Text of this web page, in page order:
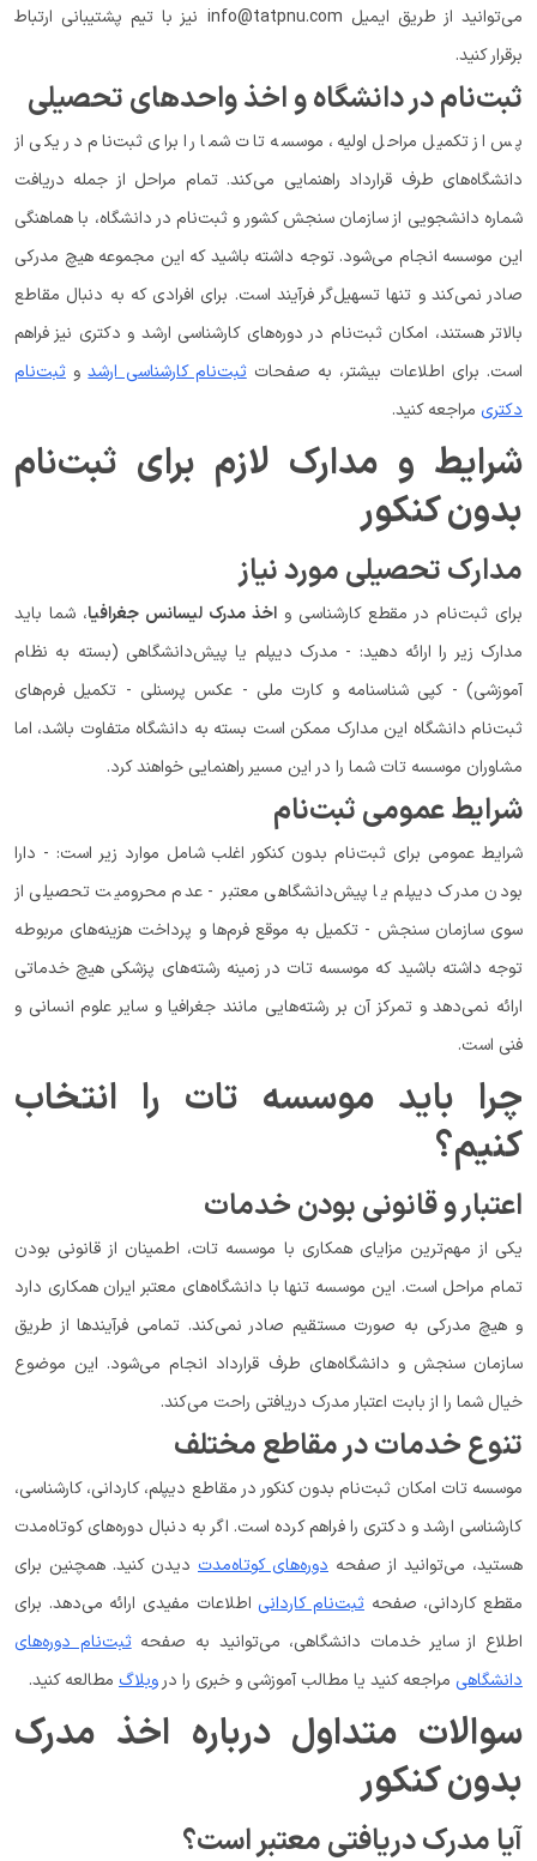
می‌توانید از طریق ایمیل info@tatpnu.com نیز با تیم پشتیبانی ارتباط
برقرار کنید.
ثبت‌نام در دانشگاه و اخذ واحدهای تحصیلی
پس از تکمیل مراحل اولیه، موسسه تات شما را برای ثبت‌نام در یکی از
دانشگاه‌های طرف قرارداد راهنمایی می‌کند. تمام مراحل از جمله دریافت
شماره دانشجویی از سازمان سنجش کشور و ثبت‌نام در دانشگاه، با هماهنگی
این موسسه انجام می‌شود. توجه داشته باشید که این مجموعه هیچ مدرکی
صادر نمی‌کند و تنها تسهیل‌گر فرآیند است. برای افرادی که به دنبال مقاطع
بالاتر هستند، امکان ثبت‌نام در دوره‌های کارشناسی ارشد و دکتری نیز فراهم
است. برای اطلاعات بیشتر، به صفحاتثبت‌نام کارشناسی ارشدو ثبت‌نام
دکتری مراجعه کنید.
شرایط و مدارک لازم برای ثبت‌نام
بدون کنکور
مدارک تحصیلی مورد نیاز
برای ثبت‌نام در مقطع کارشناسی و اخذ مدرک لیسانس جغرافیا، شما باید
مدارک زیر را ارائه دهید: - مدرک دیپلم یا پیش‌دانشگاهی (بسته به نظام
آموزشی) - کپی شناسنامه و کارت ملی - عکس پرسنلی - تکمیل فرم‌های
ثبت‌نام دانشگاه این مدارک ممکن است بسته به دانشگاه متفاوت باشد، اما
مشاوران موسسه تات شما را در این مسیر راهنمایی خواهند کرد.
شرایط عمومی ثبت‌نام
شرایط عمومی برای ثبت‌نام بدون کنکور اغلب شامل موارد زیر است: - دارا
بودن مدرک دیپلم یا پیش‌دانشگاهی معتبر - عدم محرومیت تحصیلی از
سوی سازمان سنجش - تکمیل به موقع فرم‌ها و پرداخت هزینه‌های مربوطه
توجه داشته باشید که موسسه تات در زمینه رشته‌های پزشکی هیچ خدماتی
ارائه نمی‌دهد و تمرکز آن بر رشته‌هایی مانند جغرافیا و سایر علوم انسانی و
فنی است.
چرا باید موسسه تات را انتخاب
کنیم؟
اعتبار و قانونی بودن خدمات
یکی از مهم‌ترین مزایای همکاری با موسسه تات، اطمینان از قانونی بودن
تمام مراحل است. این موسسه تنها با دانشگاه‌های معتبر ایران همکاری دارد
و هیچ مدرکی به صورت مستقیم صادر نمی‌کند. تمامی فرآیندها از طریق
سازمان سنجش و دانشگاه‌های طرف قرارداد انجام می‌شود. این موضوع
خیال شما را از بابت اعتبار مدرک دریافتی راحت می‌کند.
تنوع خدمات در مقاطع مختلف
موسسه تات امکان ثبت‌نام بدون کنکور در مقاطع دیپلم، کاردانی، کارشناسی،
کارشناسی ارشد و دکتری را فراهم کرده است. اگر به دنبال دوره‌های کوتاه‌مدت
هستید، می‌توانید از صفحه دوره‌های کوتاه‌مدت دیدن کنید. همچنین برای
مقطع کاردانی، صفحه ثبت‌نام کاردانی اطلاعات مفیدی ارائه می‌دهد. برای
اطلاع از سایر خدمات دانشگاهی، می‌توانید به صفحهثبت‌نام دوره‌های
دانشگاهی مراجعه کنید یا مطالب آموزشی و خبری را دروبلاگ مطالعه کنید.
سوالات متداول درباره اخذ مدرک
بدون کنکور
آیا مدرک دریافتی معتبر است؟